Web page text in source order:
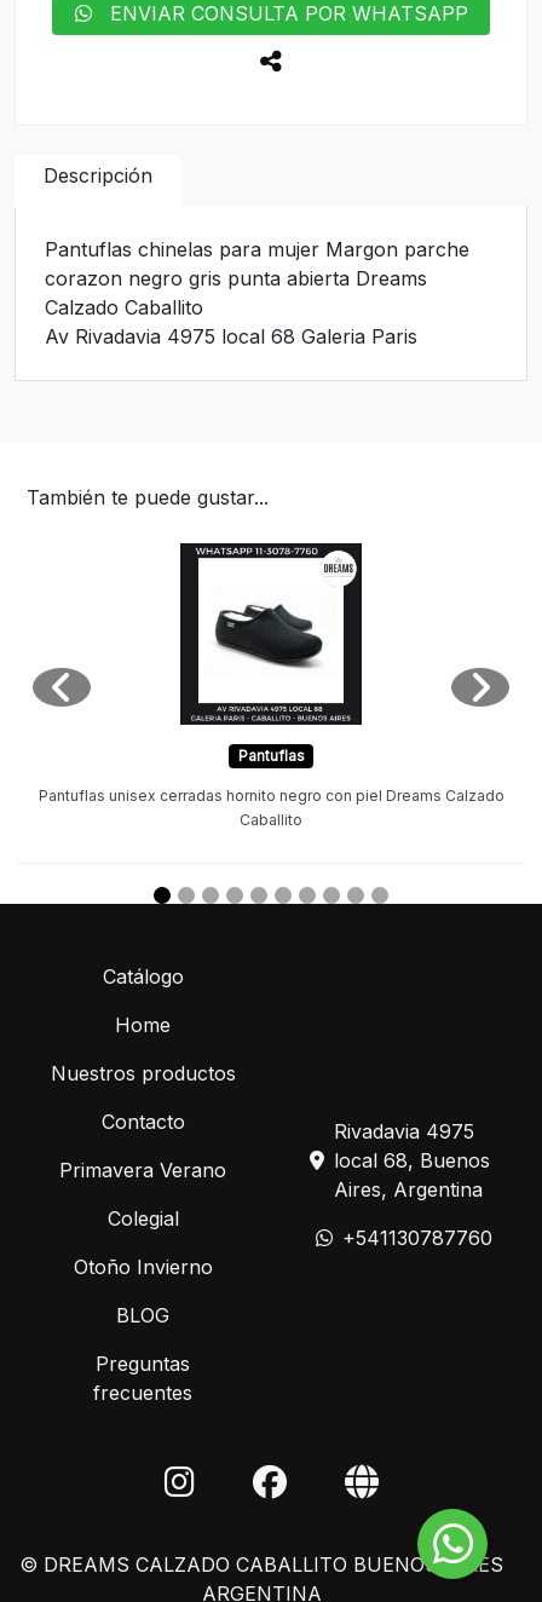
ENVIAR CONSULTA POR WHATSAPP
Descripción
Pantuflas chinelas para mujer Margon parche
corazon negro gris punta abierta Dreams
Calzado Caballito
Av Rivadavia 4975 local 68 Galeria Paris
También te puede gustar...
Pantuflas
Pantuflas unisex cerradas hornito negro con piel Dreams Calzado
Caballito
Catálogo
Home
Nuestros productos
Contacto
Primavera Verano
Colegial
Otoño Invierno
BLOG
Preguntas
frecuentes
Rivadavia 4975
local 68, Buenos
Aires, Argentina
+541130787760
© DREAMS CALZADO CABALLITO BUENOS AIRES
ARGENTINA